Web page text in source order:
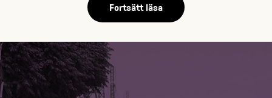
Fortsätt läsa